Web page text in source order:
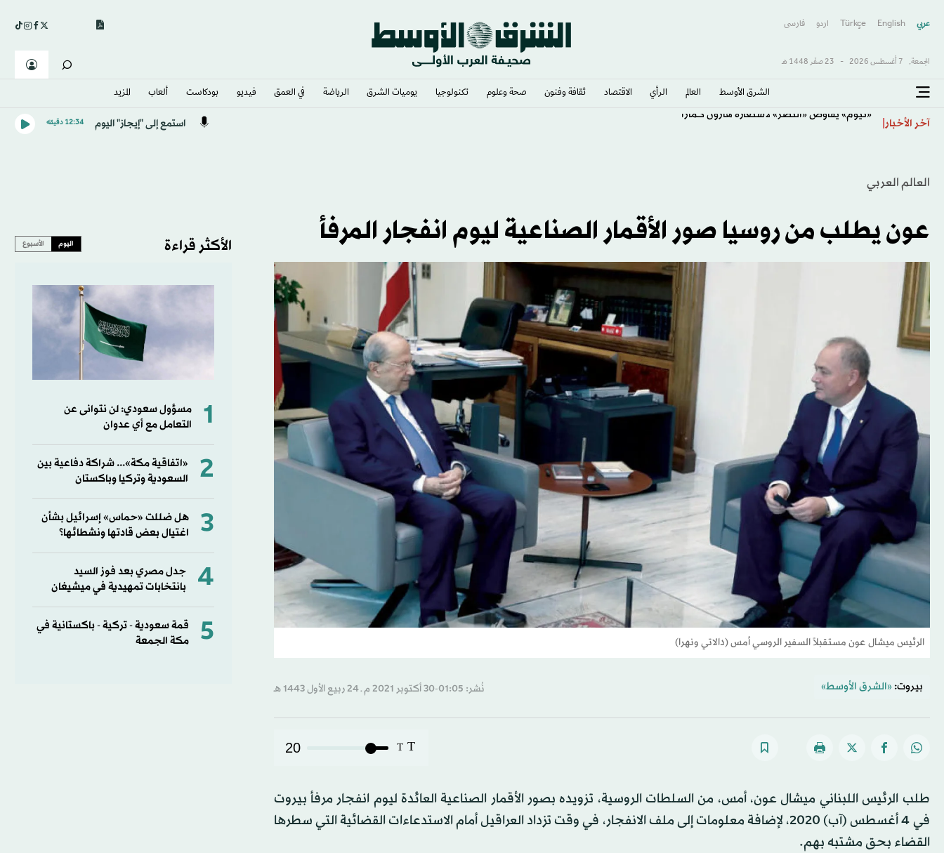
عربي English
Türkçe اردو فارسى
الجمعة, 7 أغسطس 2026 - 23 صفَر 1448 هـ
الشرق الأوسط​ العالم الرأي الاقتصاد ثقافة وفنون صحة وعلوم تكنولوجيا يوميات الشرق​ الرياضة في العمق فيديو بودكاست ألعاب المزيد
آخر الأخبار «نيوم» يفاوض «النصر» لاستعارة هارون كمارا استمع إلى "إيجاز" اليوم 12:34 دقيقه
العالم العربي
عون يطلب من روسيا صور الأقمار الصناعية ليوم انفجار المرفأ
الرئيس ميشال عون مستقبلاً السفير الروسي أمس (دالاتي ونهرا)
بيروت: «الشرق الأوسط» نُشر: 01:05-30 أكتوبر 2021 م ـ 24 ربيع الأول 1443 هـ
T
T
20
طلب الرئيس اللبناني ميشال عون، أمس، من السلطات الروسية، تزويده بصور الأقمار الصناعية العائدة ليوم انفجار مرفأ بيروت
في 4 أغسطس (آب) 2020، لإضافة معلومات إلى ملف الانفجار، في وقت تزداد العراقيل أمام الاستدعاءات القضائية التي سطرها
القضاء بحق مشتبه بهم.
الأكثر قراءة اليوم الأسبوع
1
مسؤول سعودي: لن نتوانى عن
التعامل مع أي عدوان
2
«اتفاقية مكة»... شراكة دفاعية بين
السعودية وتركيا وباكستان
3
هل ضللت «حماس» إسرائيل بشأن
اغتيال بعض قادتها ونشطائها؟
4
جدل مصري بعد فوز السيد
بانتخابات تمهيدية في ميشيغان
5
قمة سعودية - تركية - باكستانية في
مكة الجمعة